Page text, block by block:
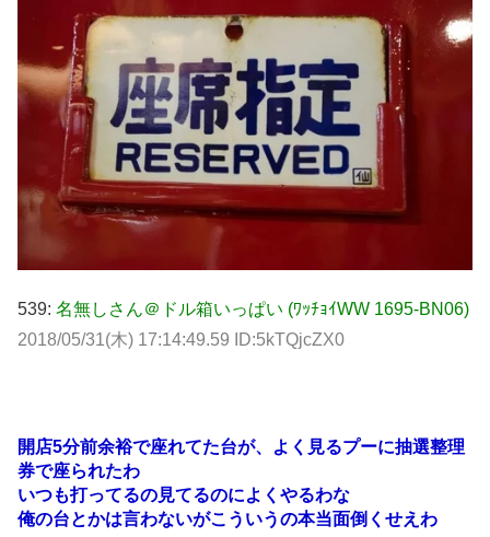
539: 名無しさん＠ドル箱いっぱい (ﾜｯﾁｮｲWW 1695-BN06)
2018/05/31(木) 17:14:49.59 ID:5kTQjcZX0
開店5分前余裕で座れてた台が、よく見るプーに抽選整理
券で座られたわ
いつも打ってるの見てるのによくやるわな
俺の台とかは言わないがこういうの本当面倒くせえわ